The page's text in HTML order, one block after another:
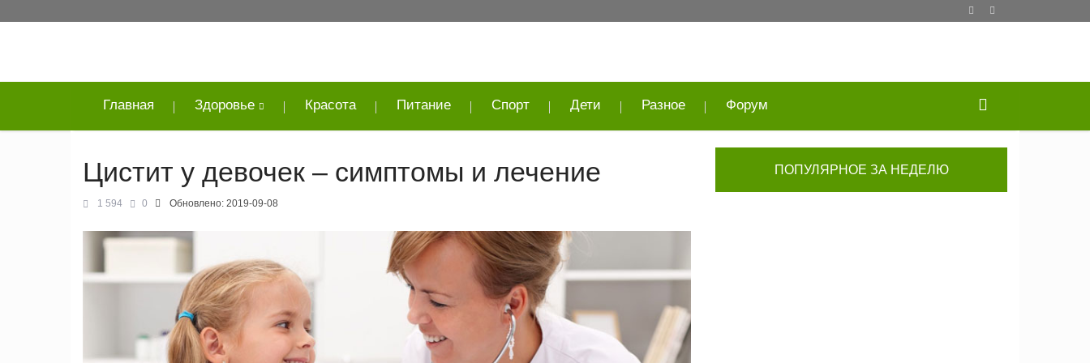
Главная Здоровье Красота Питание Спорт Дети Разное Форум
Цистит у девочек – симптомы и лечение
1 594 0 Обновлено: 2019-09-08
ПОПУЛЯРНОЕ ЗА НЕДЕЛЮ